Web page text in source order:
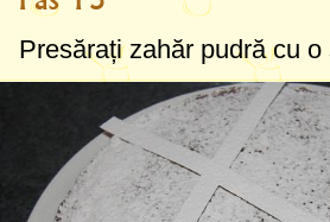
Presărați zahăr pudră cu